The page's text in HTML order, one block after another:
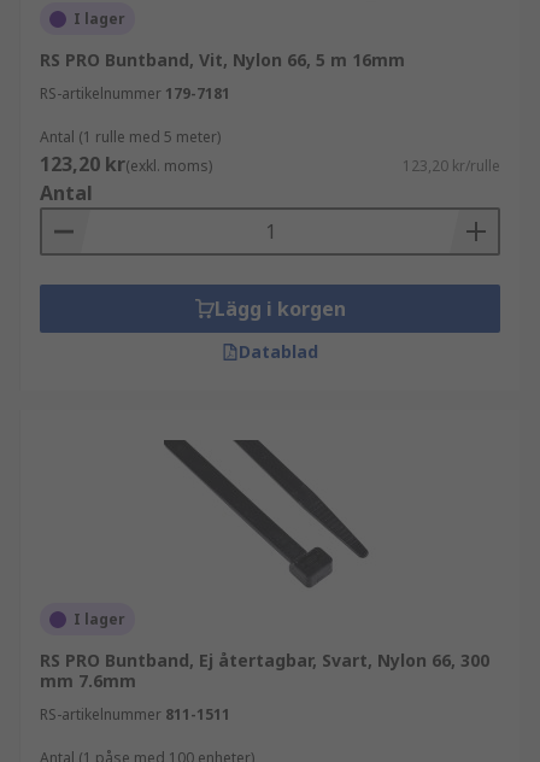
I lager
RS PRO Buntband, Vit, Nylon 66, 5 m 16mm
RS-artikelnummer 179-7181
Antal (1 rulle med 5 meter)
123,20 kr(exkl. moms) 123,20 kr/rulle
Antal
Lägg i korgen
Datablad
I lager
RS PRO Buntband, Ej återtagbar, Svart, Nylon 66, 300
mm 7.6mm
RS-artikelnummer 811-1511
Antal (1 påse med 100 enheter)